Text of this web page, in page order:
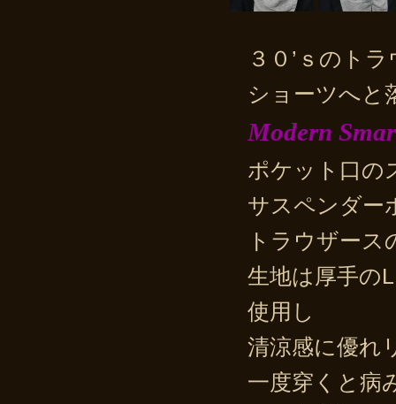
３０’ｓのト
ショーツへと
Modern
ポケット口の
サスペンダー
トラウザー
生地は厚手の
使用し
清涼感に優れ
一度穿くと病